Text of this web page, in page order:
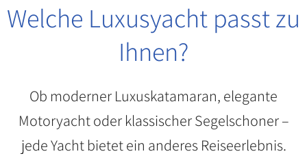
Welche Luxusyacht passt zu
Ihnen?
Ob moderner Luxuskatamaran, elegante
Motoryacht oder klassischer Segelschoner –
jede Yacht bietet ein anderes Reiseerlebnis.